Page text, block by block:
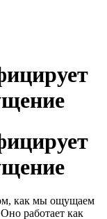
как мы ощущаем
работает как